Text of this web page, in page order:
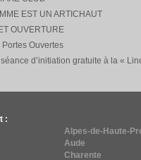
EST UN ARTICHAUT
OUVERTURE
Ouvertes
d’initiation gratuite à la «
:
Alpes-de-Haute-
Aude
Charente